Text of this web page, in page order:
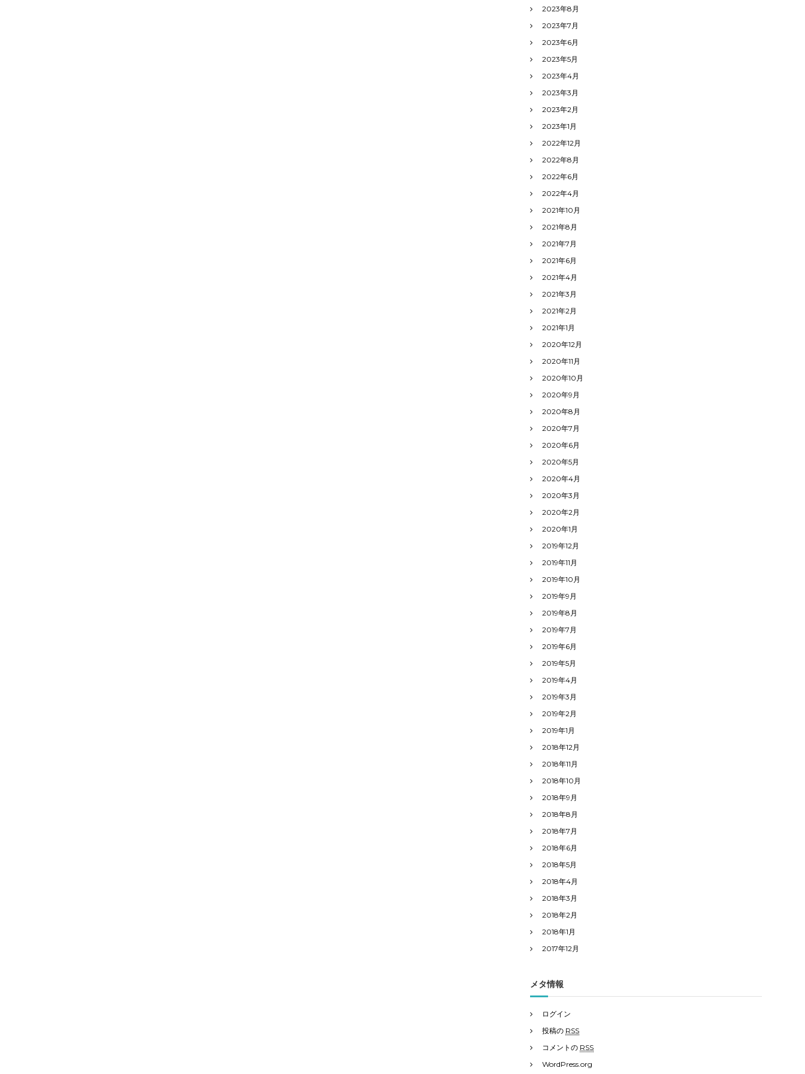
2023年8月
2023年7月
2023年6月
2023年5月
2023年4月
2023年3月
2023年2月
2023年1月
2022年12月
2022年8月
2022年6月
2022年4月
2021年10月
2021年8月
2021年7月
2021年6月
2021年4月
2021年3月
2021年2月
2021年1月
2020年12月
2020年11月
2020年10月
2020年9月
2020年8月
2020年7月
2020年6月
2020年5月
2020年4月
2020年3月
2020年2月
2020年1月
2019年12月
2019年11月
2019年10月
2019年9月
2019年8月
2019年7月
2019年6月
2019年5月
2019年4月
2019年3月
2019年2月
2019年1月
2018年12月
2018年11月
2018年10月
2018年9月
2018年8月
2018年7月
2018年6月
2018年5月
2018年4月
2018年3月
2018年2月
2018年1月
2017年12月
メタ情報
ログイン
投稿の RSS
コメントの RSS
WordPress.org